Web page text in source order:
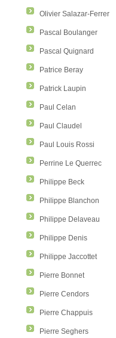
Olivier Salazar-Ferrer
Pascal Boulanger
Pascal Quignard
Patrice Beray
Patrick Laupin
Paul Celan
Paul Claudel
Paul Louis Rossi
Perrine Le Querrec
Philippe Beck
Philippe Blanchon
Philippe Delaveau
Philippe Denis
Philippe Jaccottet
Pierre Bonnet
Pierre Cendors
Pierre Chappuis
Pierre Seghers